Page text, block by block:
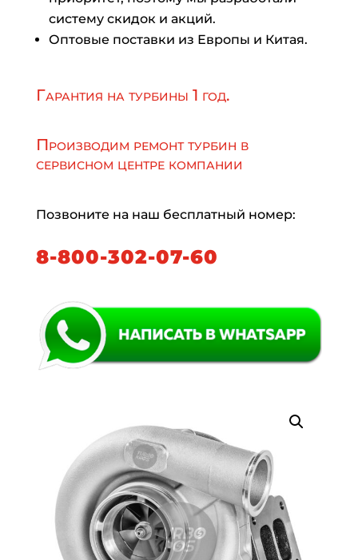
систему скидок и акций.
Оптовые поставки из Европы и Китая.
Гарантия на турбины 1 год.
Производим ремонт турбин в
сервисном центре компании
Позвоните на наш бесплатный номер:
8-800-302-07-60